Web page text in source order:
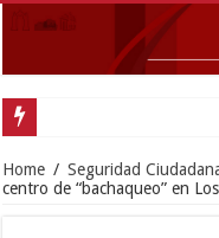
Home / Seguridad
centro de “bachaqueo” en